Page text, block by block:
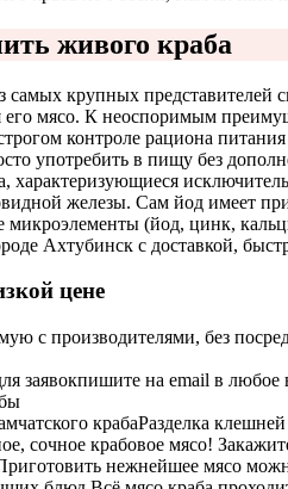
живого краба
самых крупных представителей
мясо. К неоспоримым
контроле рациона
употребить в пищу без
характеризующиеся
железы. Сам йод имеет
микроэлементы (йод, цинк,
Ахтубинск с доставкой,
цене
с производителями, без
заявокпишите на email в любое
крабаРазделка
сочное крабовое мясо!
нежнейшее мясо